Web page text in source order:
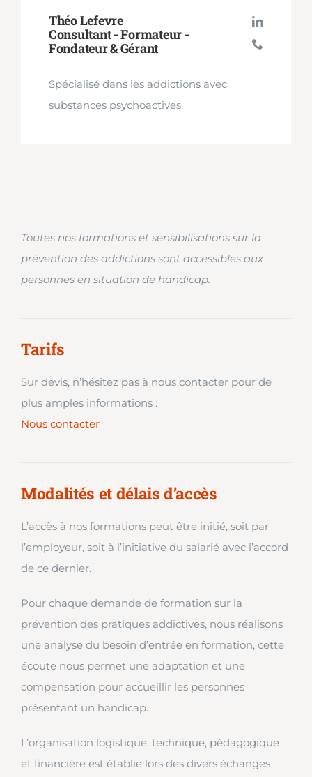
Théo Lefevre
Consultant - Formateur -
Fondateur & Gérant
Spécialisé dans les addictions avec
substances psychoactives.
Toutes nos formations et sensibilisations sur la
prévention des addictions sont accessibles aux
personnes en situation de handicap.
Tarifs
Sur devis, n’hésitez pas à nous contacter pour de
plus amples informations :
Nous contacter
Modalités et délais d’accès
L’accès à nos formations peut être initié, soit par
l’employeur, soit à l’initiative du salarié avec l’accord
de ce dernier.
Pour chaque demande de formation sur la
prévention des pratiques addictives, nous réalisons
une analyse du besoin d’entrée en formation, cette
écoute nous permet une adaptation et une
compensation pour accueillir les personnes
présentant un handicap.
L’organisation logistique, technique, pédagogique
et financière est établie lors des divers échanges